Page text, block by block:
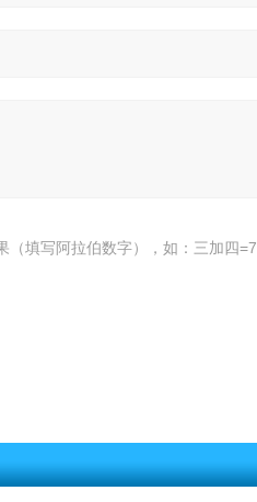
（填写阿拉伯数字），如：三加四=7